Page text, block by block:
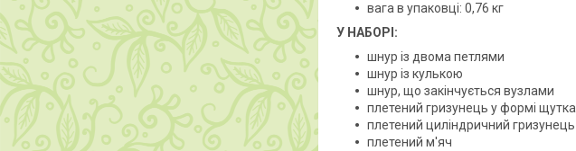
вага в упаковці: 0,76 кг
У НАБОРІ:
шнур із двома петлями
шнур із кулькою
шнур, що закінчується вузлами
плетений гризунець у формі щутка
плетений циліндричний гризунець
плетений м'яч